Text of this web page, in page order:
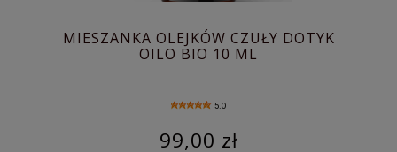
MIESZANKA OLEJKÓW CZUŁY DOTYK
OILO BIO 10 ML
5.0
99,00 zł